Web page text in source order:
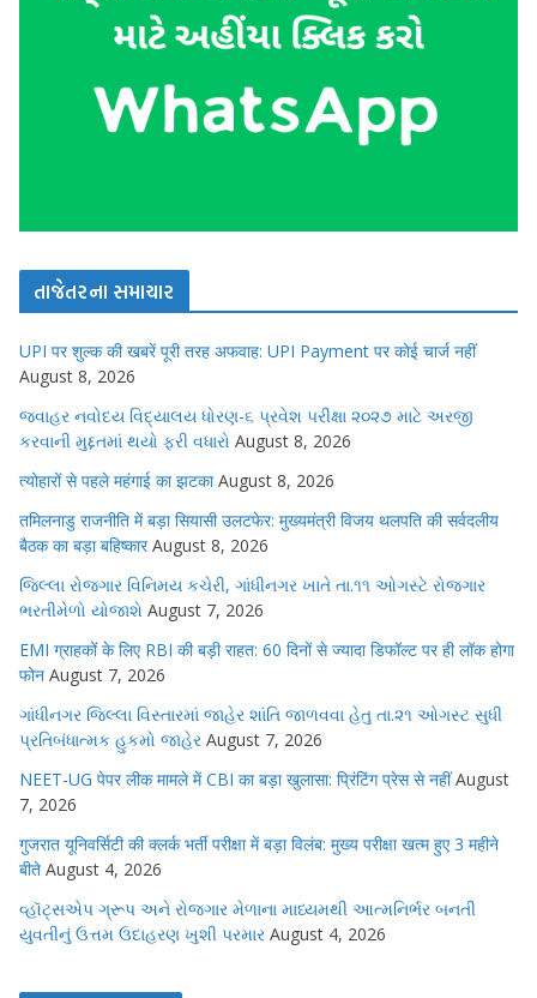
તાજેતરના સમાચાર
UPI पर शुल्क की खबरें पूरी तरह अफवाह: UPI Payment पर कोई चार्ज नहीं
August 8, 2026
જવાહર નવોદય વિદ્યાલય ધોરણ-૬ પ્રવેશ પરીક્ષા ૨૦૨૭ માટે અરજી
કરવાની મુદ્દતમાં થયો ફરી વધારો August 8, 2026
त्योहारों से पहले महंगाई का झटका August 8, 2026
तमिलनाडु राजनीति में बड़ा सियासी उलटफेर: मुख्यमंत्री विजय थलपति की सर्वदलीय
बैठक का बड़ा बहिष्कार August 8, 2026
જિલ્લા રોજગાર વિનિમય કચેરી, ગાંધીનગર ખાતે તા.૧૧ ઓગસ્ટે રોજગાર
ભરતીમેળો યોજાશે August 7, 2026
EMI ग्राहकों के लिए RBI की बड़ी राहत: 60 दिनों से ज्यादा डिफॉल्ट पर ही लॉक होगा
फोन August 7, 2026
ગાંધીનગર જિલ્લા વિસ્તારમાં જાહેર શાંતિ જાળવવા હેતુ તા.૨૧ ઓગસ્ટ સુધી
પ્રતિબંધાત્મક હુકમો જાહેર August 7, 2026
NEET-UG पेपर लीक मामले में CBI का बड़ा खुलासा: प्रिंटिंग प्रेस से नहीं August
7, 2026
गुजरात यूनिवर्सिटी की क्लर्क भर्ती परीक्षा में बड़ा विलंब: मुख्य परीक्षा खत्म हुए 3 महीने
बीते August 4, 2026
વ્હૉટ્સએપ ગ્રૂપ અને રોજગાર મેળાના માધ્યમથી આત્મનિર્ભર બનતી
યુવતીનું ઉત્તમ ઉદાહરણ ખુશી પરમાર August 4, 2026